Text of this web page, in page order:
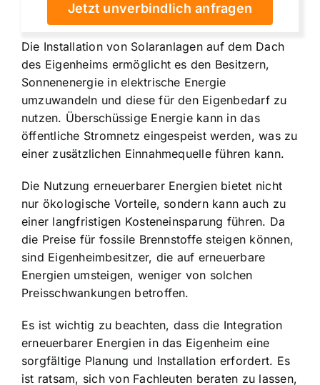
Jetzt unverbindlich anfragen
Die Installation von Solaranlagen auf dem Dach
des Eigenheims ermöglicht es den Besitzern,
Sonnenenergie in elektrische Energie
umzuwandeln und diese für den Eigenbedarf zu
nutzen. Überschüssige Energie kann in das
öffentliche Stromnetz eingespeist werden, was zu
einer zusätzlichen Einnahmequelle führen kann.
Die Nutzung erneuerbarer Energien bietet nicht
nur ökologische Vorteile, sondern kann auch zu
einer langfristigen Kosteneinsparung führen. Da
die Preise für fossile Brennstoffe steigen können,
sind Eigenheimbesitzer, die auf erneuerbare
Energien umsteigen, weniger von solchen
Preisschwankungen betroffen.
Es ist wichtig zu beachten, dass die Integration
erneuerbarer Energien in das Eigenheim eine
sorgfältige Planung und Installation erfordert. Es
ist ratsam, sich von Fachleuten beraten zu lassen,